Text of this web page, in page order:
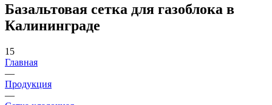
Базальтовая сетка для газоблока в
Калининграде
15
Главная
—
Продукция
—